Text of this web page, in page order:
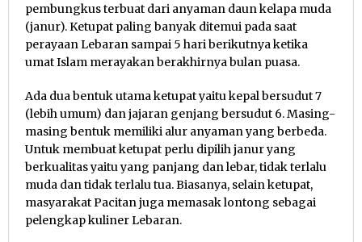
pembungkus terbuat dari anyaman daun kelapa muda
(janur). Ketupat paling banyak ditemui pada saat
perayaan Lebaran sampai 5 hari berikutnya ketika
umat Islam merayakan berakhirnya bulan puasa.
Ada dua bentuk utama ketupat yaitu kepal bersudut 7
(lebih umum) dan jajaran genjang bersudut 6. Masing-
masing bentuk memiliki alur anyaman yang berbeda.
Untuk membuat ketupat perlu dipilih janur yang
berkualitas yaitu yang panjang dan lebar, tidak terlalu
muda dan tidak terlalu tua. Biasanya, selain ketupat,
masyarakat Pacitan juga memasak lontong sebagai
pelengkap kuliner Lebaran.